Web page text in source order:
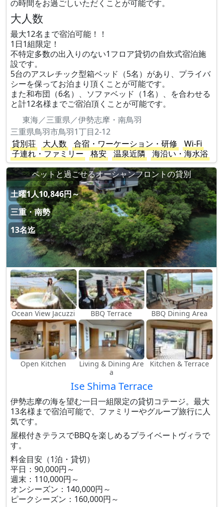
の時間をお過ごしいただくことが可能です。
大人数
最大12名まで宿泊可能！！
1日1組限定！
不特定多数の出入りのない1フロア貸切の自炊式宿泊施
設です。
5台のアスレチック型箱ベッド（5名）があり、プライバ
シーを保ってお泊まり頂くことが可能です。
また和布団（6名）、ソファベッド（1名）、を合わせる
と計12名様までご宿泊頂くことが可能です。
東海／三重県／伊勢志摩・南鳥羽
三重県鳥羽市鳥羽1丁目2-12
貸別荘
大人数 合宿・ワーケーション・研修
Wi-Fi
子連れ・ファミリー
格安 温泉近隣
海沿い・海水浴
ペットと過ごせるオーシャンフロントの貸別
土曜1人10,846円～
三重・南勢
13名迄
Ocean View Jacuzzi BBQ Terrace BBQ Dining Area
Open Kitchen
Living & Dining Are
a
Kitchen & Terrace
Ise Shima Terrace
伊勢志摩の海を望む一日一組限定の貸切コテージ。最大
13名様まで宿泊可能で、ファミリーやグループ旅行に人
気です。
屋根付きテラスでBBQを楽しめるプライベートヴィラで
す。
料金目安（1泊・貸切）
平日：90,000円～
週末：110,000円～
オンシーズン：140,000円～
ピークシーズン：160,000円～